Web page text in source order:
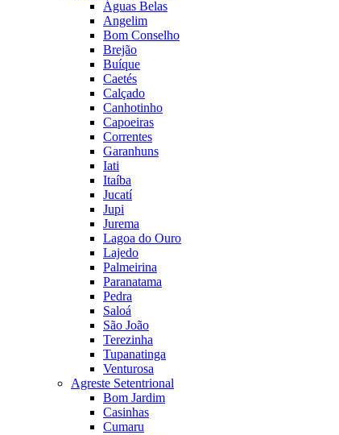
Águas Belas
Angelim
Bom Conselho
Brejão
Buíque
Caetés
Calçado
Canhotinho
Capoeiras
Correntes
Garanhuns
Iati
Itaíba
Jucatí
Jupi
Jurema
Lagoa do Ouro
Lajedo
Palmeirina
Paranatama
Pedra
Saloá
São João
Terezinha
Tupanatinga
Venturosa
Agreste Setentrional
Bom Jardim
Casinhas
Cumaru